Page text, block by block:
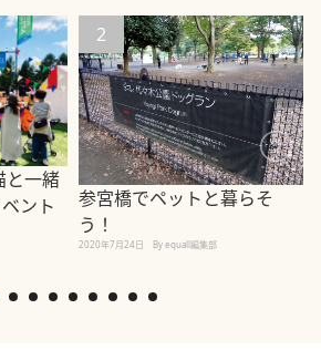
と一緒
ント
2
参宮橋でペットと暮らそ
う！
2020年7月24日 By equall編集部